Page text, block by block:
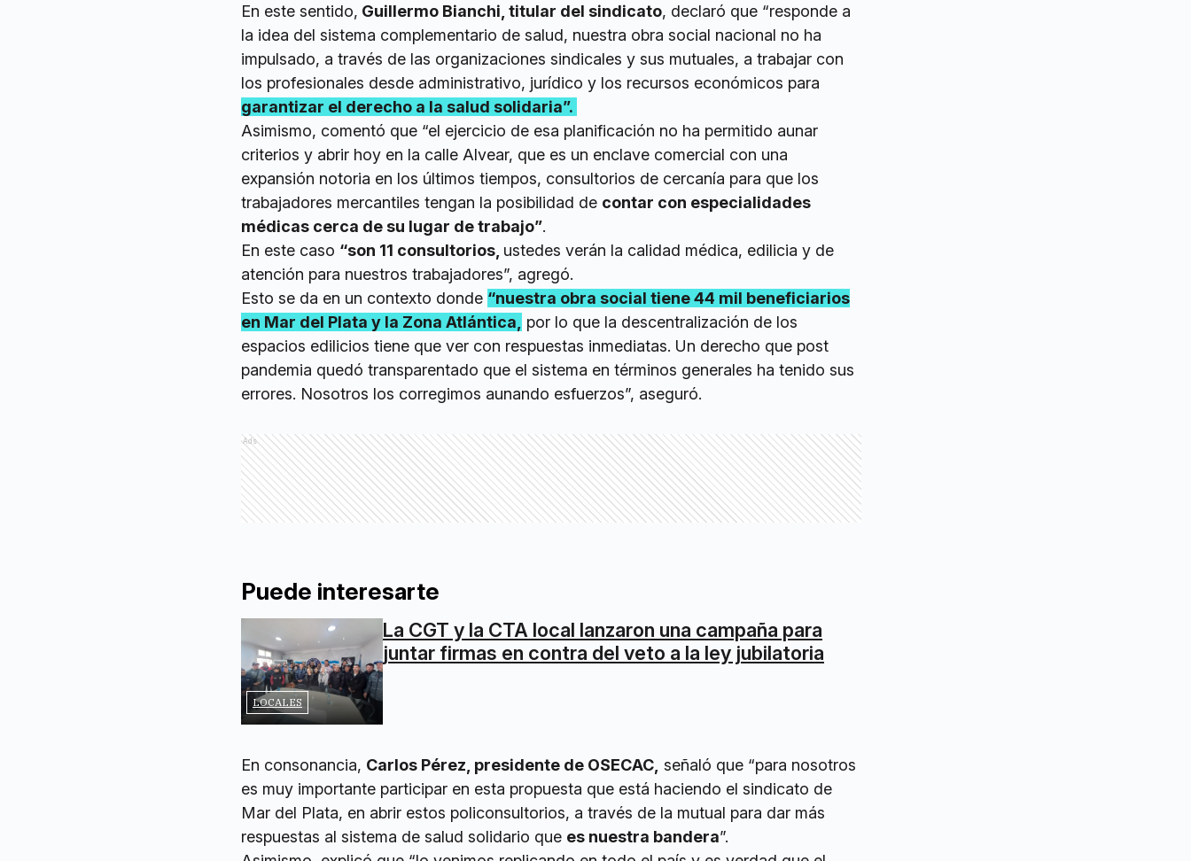
En este sentido, Guillermo Bianchi, titular del sindicato, declaró que “responde a
la idea del sistema complementario de salud, nuestra obra social nacional no ha
impulsado, a través de las organizaciones sindicales y sus mutuales, a trabajar con
los profesionales desde administrativo, jurídico y los recursos económicos para
garantizar el derecho a la salud solidaria”.
Asimismo, comentó que “el ejercicio de esa planificación no ha permitido aunar
criterios y abrir hoy en la calle Alvear, que es un enclave comercial con una
expansión notoria en los últimos tiempos, consultorios de cercanía para que los
trabajadores mercantiles tengan la posibilidad de contar con especialidades
médicas cerca de su lugar de trabajo”.
En este caso “son 11 consultorios, ustedes verán la calidad médica, edilicia y de
atención para nuestros trabajadores”, agregó.
Esto se da en un contexto donde “nuestra obra social tiene 44 mil beneficiarios
en Mar del Plata y la Zona Atlántica,
por lo que la descentralización de los
espacios edilicios tiene que ver con respuestas inmediatas. Un derecho que post
pandemia quedó transparentado que el sistema en términos generales ha tenido sus
errores. Nosotros los corregimos aunando esfuerzos”, aseguró.
Ads
Puede interesarte
LOCALES
La CGT y la CTA local lanzaron una campaña para
juntar firmas en contra del veto a la ley jubilatoria
En consonancia, Carlos Pérez, presidente de OSECAC, señaló que “para nosotros
es muy importante participar en esta propuesta que está haciendo el sindicato de
Mar del Plata, en abrir estos policonsultorios, a través de la mutual para dar más
respuestas al sistema de salud solidario que es nuestra bandera”.